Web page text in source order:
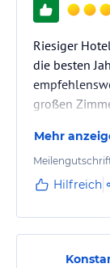
Riesiger
die besten
großen
Mehr
Hilfreich